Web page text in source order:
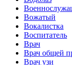
Вожатый
Вокалистка
Воспитатель
Врач
Врач общей
Врач узи